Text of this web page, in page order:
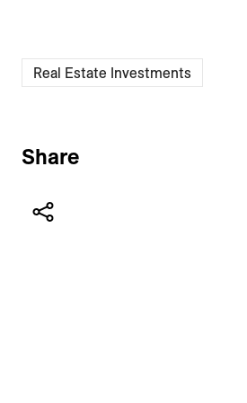
Real Estate Investments
Share